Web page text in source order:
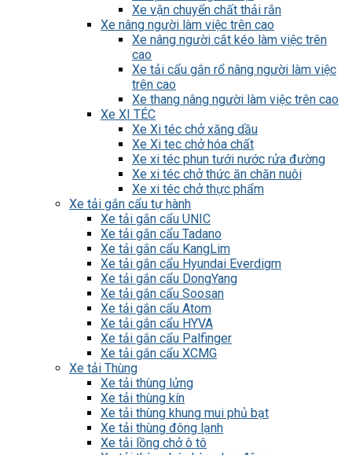
Xe vận chuyển chất thải rắn
Xe nâng người làm việc trên cao
Xe nâng người cắt kéo làm việc trên
cao
Xe tải cẩu gắn rổ nâng người làm việc
trên cao
Xe thang nâng người làm việc trên cao
Xe XI TÉC
Xe Xi téc chở xăng dầu
Xe Xi tec chở hóa chất
Xe xi téc phun tưới nước rửa đường
Xe xi téc chở thức ăn chăn nuôi
Xe xi téc chở thực phẩm
Xe tải gắn cẩu tự hành
Xe tải gắn cẩu UNIC
Xe tải gắn cẩu Tadano
Xe tải gắn cẩu KangLim
Xe tải gắn cẩu Hyundai Everdigm
Xe tải gắn cẩu DongYang
Xe tải gắn cẩu Soosan
Xe tải gắn cẩu Atom
Xe tải gắn cẩu HYVA
Xe tải gắn cẩu Palfinger
Xe tải gắn cẩu XCMG
Xe tải Thùng
Xe tải thùng lửng
Xe tải thùng kín
Xe tải thùng khung mui phủ bạt
Xe tải thùng đông lạnh
Xe tải lồng chở ô tô